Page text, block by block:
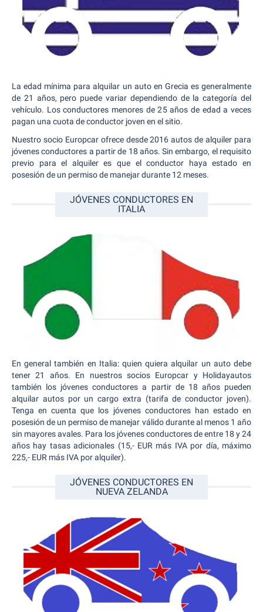
La edad mínima para alquilar un auto en Grecia es generalmente
de 21 años, pero puede variar dependiendo de la categoría del
vehículo. Los conductores menores de 25 años de edad a veces
pagan una cuota de conductor joven en el sitio.
Nuestro socio Europcar ofrece desde 2016 autos de alquiler para
jóvenes conductores a partir de 18 años. Sin embargo, el requisito
previo para el alquiler es que el conductor haya estado en
posesión de un permiso de manejar durante 12 meses.
JÓVENES CONDUCTORES EN
ITALIA
En general también en Italia: quien quiera alquilar un auto debe
tener 21 años. En nuestros socios Europcar y Holidayautos
también los jóvenes conductores a partir de 18 años pueden
alquilar autos por un cargo extra (tarifa de conductor joven).
Tenga en cuenta que los jóvenes conductores han estado en
posesión de un permiso de manejar válido durante al menos 1 año
sin mayores avales. Para los jóvenes conductores de entre 18 y 24
años hay tasas adicionales (15,- EUR más IVA por día, máximo
225,- EUR más IVA por alquiler).
JÓVENES CONDUCTORES EN
NUEVA ZELANDA